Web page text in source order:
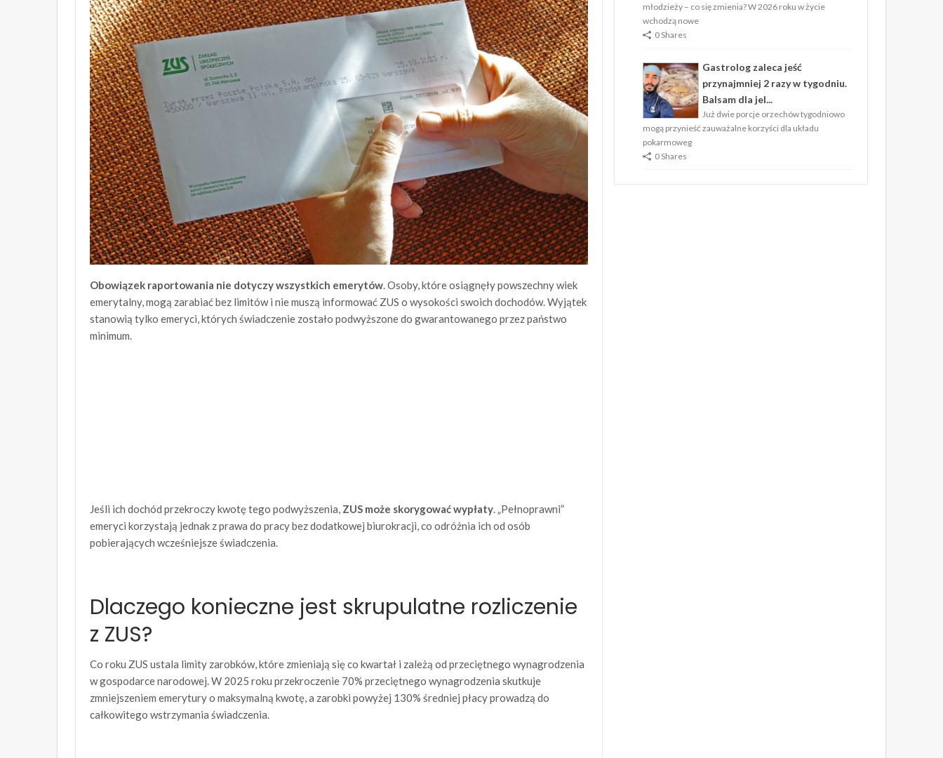
Obowiązek raportowania nie dotyczy wszystkich emerytów. Osoby, które osiągnęły powszechny wiek
emerytalny, mogą zarabiać bez limitów i nie muszą informować ZUS o wysokości swoich dochodów. Wyjątek
stanowią tylko emeryci, których świadczenie zostało podwyższone do gwarantowanego przez państwo
minimum.
Jeśli ich dochód przekroczy kwotę tego podwyższenia, ZUS może skorygować wypłaty. „Pełnoprawni”
emeryci korzystają jednak z prawa do pracy bez dodatkowej biurokracji, co odróżnia ich od osób
pobierających wcześniejsze świadczenia.
Dlaczego konieczne jest skrupulatne rozliczenie
z ZUS?
Co roku ZUS ustala limity zarobków, które zmieniają się co kwartał i zależą od przeciętnego wynagrodzenia
w gospodarce narodowej. W 2025 roku przekroczenie 70% przeciętnego wynagrodzenia skutkuje
zmniejszeniem emerytury o maksymalną kwotę, a zarobki powyżej 130% średniej płacy prowadzą do
całkowitego wstrzymania świadczenia.
młodzieży – co się zmienia? W 2026 roku w życie
wchodzą nowe
0 Shares
Gastrolog zaleca jeść
przynajmniej 2 razy w tygodniu.
Balsam dla jel...
Już dwie porcje orzechów tygodniowo
mogą przynieść zauważalne korzyści dla układu
pokarmoweg
0 Shares